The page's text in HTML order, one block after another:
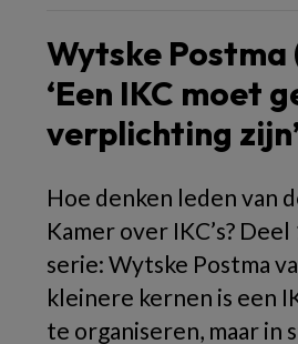
Wytske Postma
‘Een IKC moet
verplichting
Hoe denken leden van
Kamer over IKC’s? Deel
serie: Wytske Postma
kleinere kernen is een
te organiseren, maar in